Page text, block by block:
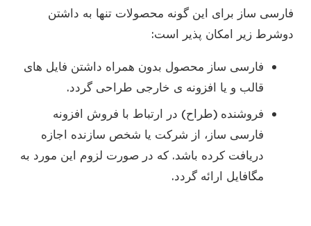
فارسی ساز برای این گونه محصولات تنها به داشتن
دوشرط زیر امکان پذیر است:
فارسی ساز محصول بدون همراه داشتن فایل های
قالب و یا افزونه ی خارجی طراحی گردد.
فروشنده (طراح) در ارتباط با فروش افزونه
فارسی ساز، از شرکت یا شخص سازنده اجازه
دریافت کرده باشد. که در صورت لزوم این مورد به
مگافایل ارائه گردد.